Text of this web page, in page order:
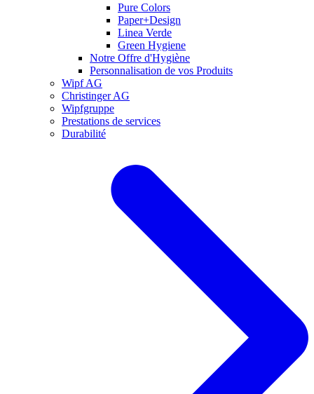
Pure Colors
Paper+Design
Linea Verde
Green Hygiene
Notre Offre d'Hygiène
Personnalisation de vos Produits
Wipf AG
Christinger AG
Wipfgruppe
Prestations de services
Durabilité